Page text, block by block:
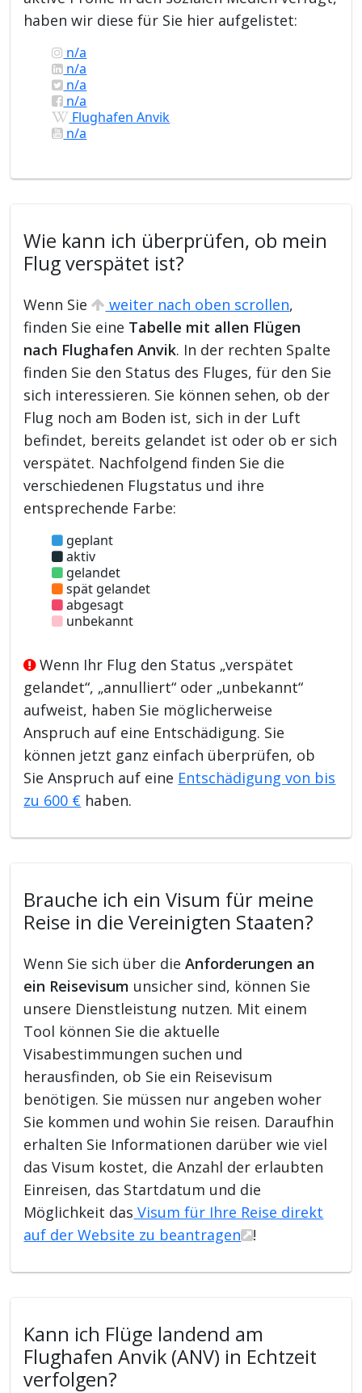
haben wir diese für Sie hier aufgelistet:
n/a
n/a
n/a
n/a
Flughafen Anvik
n/a
Wie kann ich überprüfen, ob mein
Flug verspätet ist?
Wenn Sie weiter nach oben scrollen,
finden Sie eine Tabelle mit allen Flügen
nach Flughafen Anvik. In der rechten Spalte
finden Sie den Status des Fluges, für den Sie
sich interessieren. Sie können sehen, ob der
Flug noch am Boden ist, sich in der Luft
befindet, bereits gelandet ist oder ob er sich
verspätet. Nachfolgend finden Sie die
verschiedenen Flugstatus und ihre
entsprechende Farbe:
geplant
aktiv
gelandet
spät gelandet
abgesagt
unbekannt
Wenn Ihr Flug den Status „verspätet
gelandet“, „annulliert“ oder „unbekannt“
aufweist, haben Sie möglicherweise
Anspruch auf eine Entschädigung. Sie
können jetzt ganz einfach überprüfen, ob
Sie Anspruch auf eine Entschädigung von bis
zu 600 € haben.
Brauche ich ein Visum für meine
Reise in die Vereinigten Staaten?
Wenn Sie sich über dieAnforderungen an
ein Reisevisum unsicher sind, können Sie
unsere Dienstleistung nutzen. Mit einem
Tool können Sie die aktuelle
Visabestimmungen suchen und
herausfinden, ob Sie ein Reisevisum
benötigen. Sie müssen nur angeben woher
Sie kommen und wohin Sie reisen. Daraufhin
erhalten Sie Informationen darüber wie viel
das Visum kostet, die Anzahl der erlaubten
Einreisen, das Startdatum und die
Möglichkeit das Visum für Ihre Reise direkt
auf der Website zu beantragen
!
Kann ich Flüge landend am
Flughafen Anvik (ANV) in Echtzeit
verfolgen?